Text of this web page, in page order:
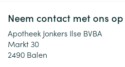
Neem contact met ons op
Apotheek Jonkers Ilse BVBA
Markt 30
2490 Balen